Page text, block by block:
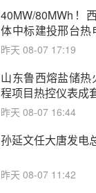
40MW/80MWh！
体中标建投邢台热
调频改造EPC项目
昨天 08-07 17:19
山东鲁西熔盐储
程项目热控仪表成
昨天 08-07 16:44
孙延文任大唐发电
昨天 08-07 11:42